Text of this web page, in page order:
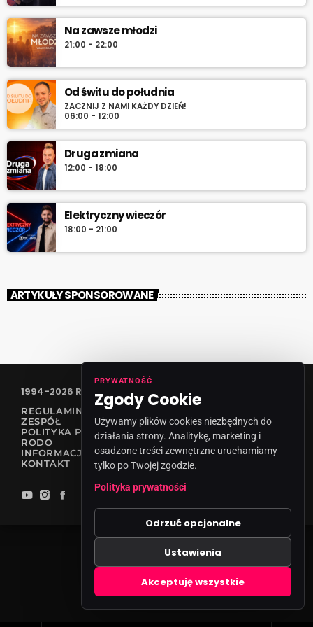
Na zawsze młodzi
21:00 - 22:00
Od świtu do południa
ZACZNIJ Z NAMI KAŻDY DZIEŃ!
06:00 - 12:00
Druga zmiana
12:00 - 18:00
Elektryczny wieczór
18:00 - 21:00
ARTYKUŁY SPONSOROWANE
1994-2026 RADIO VANESSA SPÓŁKA Z O.O
REGULAMIN KONKURSÓW
ZESPÓŁ
POLITYKA PRYWATNOŚCI
RODO
INFORMACJA O NADAWCY
KONTAKT
PRYWATNOŚĆ
Zgody Cookie
Używamy plików cookies niezbędnych do
działania strony. Analitykę, marketing i
osadzone treści zewnętrzne uruchamiamy
tylko po Twojej zgodzie.
Polityka prywatności
Odrzuć opcjonalne
Ustawienia
Akceptuję wszystkie
Zgody cookies